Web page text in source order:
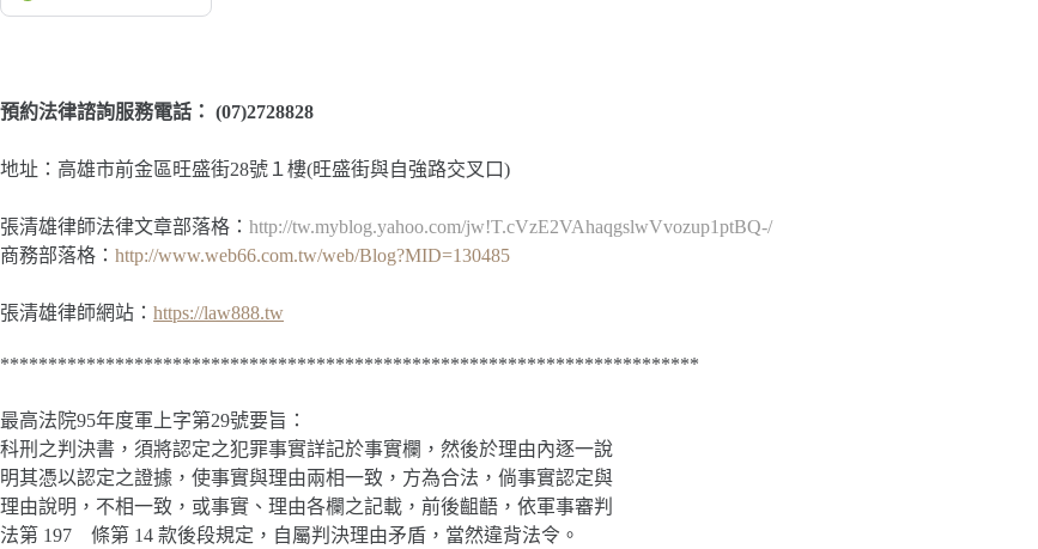
預約法律諮詢服務電話： (07)2728828
地址：高雄市前金區旺盛街28號１樓(旺盛街與自強路交叉口)
張清雄律師法律文章部落格： http://tw.myblog.yahoo.com/jw!T.cVzE2VAhaqgslwVvozup1ptBQ-/
商務部落格： http://www.web66.com.tw/web/Blog?MID=130485
張清雄律師網站： https://law888.tw
*************************************************************************
最高法院95年度軍上字第29號要旨：
科刑之判決書，須將認定之犯罪事實詳記於事實欄，然後於理由內逐一說
明其憑以認定之證據，使事實與理由兩相一致，方為合法，倘事實認定與
理由說明，不相一致，或事實、理由各欄之記載，前後齟齬，依軍事審判
法第 197 條第 14 款後段規定，自屬判決理由矛盾，當然違背法令。